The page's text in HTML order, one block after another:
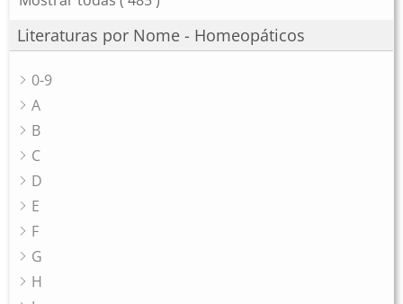
Literaturas por Nome - Homeopáticos
0-9
A
B
C
D
E
F
G
H